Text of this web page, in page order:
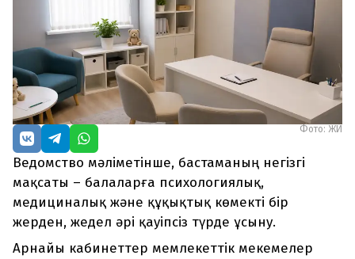
Фото: ЖИ
Ведомство мәліметінше, бастаманың негізгі
мақсаты – балаларға психологиялық,
медициналық және құқықтық көмекті бір
жерден, жедел әрі қауіпсіз түрде ұсыну.
Арнайы кабинеттер мемлекеттік мекемелер